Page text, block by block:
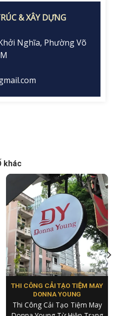
& XÂY DỰNG
Nghĩa, Phường Võ
khác
THI CÔNG CẢI TẠO TIỆM MAY
DONNA YOUNG
Thi Công Cải Tạo Tiệm May